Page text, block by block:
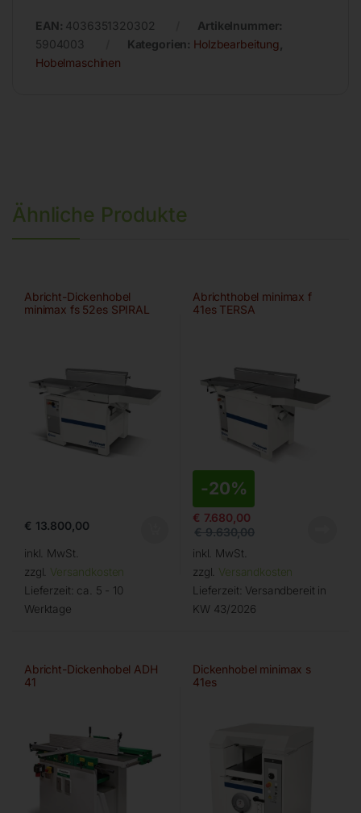
EAN: 4036351320302
Artikelnummer:
5904003
Kategorien: Holzbearbeitung
Hobelmaschinen
Ähnliche Produkte
Abricht-Dickenhobel
minimax fs 52es SPIRAL
€ 13.800,00
inkl. MwSt.
zzgl. Versandkosten
Lieferzeit: ca. 5 - 10
Werktage
Abrichthobel minimax f
41es TERSA
-20%
€ 7.680,00
€9.630,00
inkl. MwSt.
zzgl. Versandkosten
Lieferzeit: Versandbereit in
KW 43/2026
Abricht-Dickenhobel ADH
41
Dickenhobel minimax s
41es